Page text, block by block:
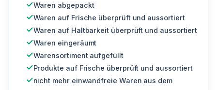
Waren abgepackt
Waren auf Frische überprüft und aussortiert
Waren auf Haltbarkeit überprüft und aussortiert
Waren eingeräumt
Warensortiment aufgefüllt
Produkte auf Frische überprüft und aussortiert
nicht mehr einwandfreie Waren aus dem